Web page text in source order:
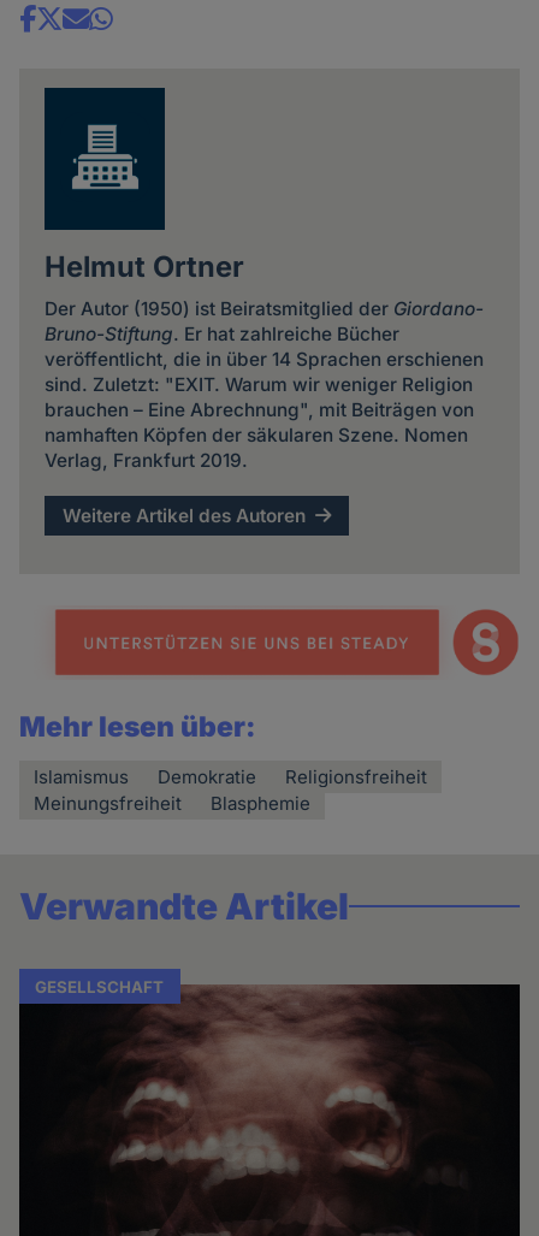
Share
Helmut Ortner
Der Autor (1950) ist Beiratsmitglied der Giordano-
Bruno-Stiftung. Er hat zahlreiche Bücher
veröffentlicht, die in über 14 Sprachen erschienen
sind. Zuletzt: "EXIT. Warum wir weniger Religion
brauchen – Eine Abrechnung", mit Beiträgen von
namhaften Köpfen der säkularen Szene. Nomen
Verlag, Frankfurt 2019.
Weitere Artikel des Autoren
Mehr lesen über:
Islamismus Demokratie
Religionsfreiheit
Meinungsfreiheit
Blasphemie
Verwandte Artikel
GESELLSCHAFT